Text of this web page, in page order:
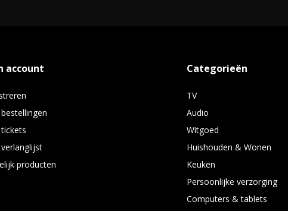
account
producten
Categorieën
TV
Audio
Witgoed
Huishouden & Wonen
Keuken
Persoonlijke verzorging
Computers & tablets